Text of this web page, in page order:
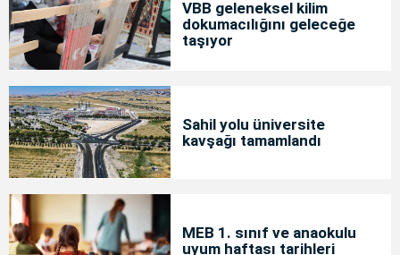
VBB geleneksel kilim
dokumacılığını geleceğe
taşıyor
Sahil yolu üniversite
kavşağı tamamlandı
MEB 1. sınıf ve anaokulu
uyum haftası tarihleri